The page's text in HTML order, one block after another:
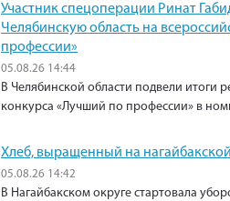
Участник спецоперации Ринат
Челябинскую область на
профессии»
05.08.26 14:44
В Челябинской области подвели итоги
конкурса «Лучший по профессии» в
Хлеб, выращенный на
05.08.26 14:42
В Нагайбакском округе стартовала